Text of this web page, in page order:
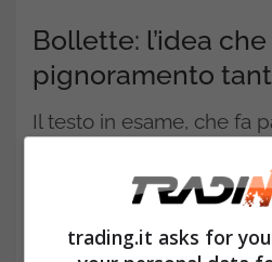
Bollette: l’idea
pignoramento
Il testo in esame, che fa
procedure esecutivenei
trova in una condizione
trading.it asks for